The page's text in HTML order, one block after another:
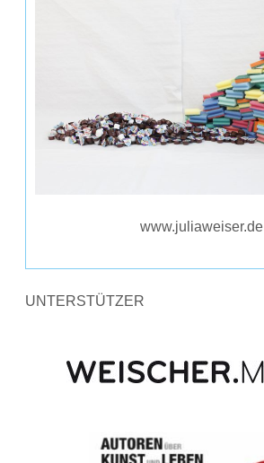
www.juliaweiser.de
UNTERSTÜTZER